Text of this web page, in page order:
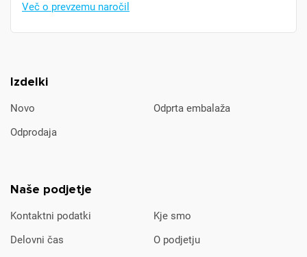
Izdelki
Novo
Odprta embalaža
Odprodaja
Naše podjetje
Kontaktni podatki
Kje smo
Delovni čas
O podjetju
Več o prevzemu naročil